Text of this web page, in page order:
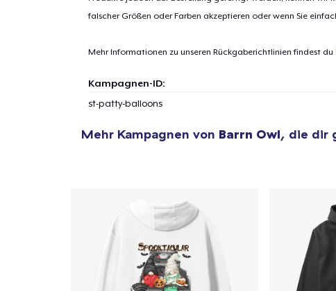
falscher Größen oder Farben akzeptieren oder wenn Sie
Mehr Informationen zu unseren Rückgaberichtlinien findest du
Kampagnen-ID:
st-patty-balloons
Mehr Kampagnen von Barrn Owl, die dir
Zur